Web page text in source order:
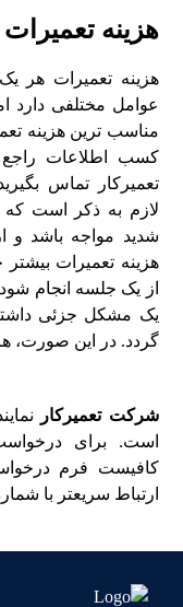
هزینه
هزینه تعمیرات هر
عوامل مختلفی دارد
مناسب ترین هزینه
کسب اطلاعات راجع
تعمیرکار تماس
لازم به ذکر است که
شدید مواجه باشد و
هزینه تعمیرات بیشتر
از یک جلسه انجام
یک مشکل جزئی
گردد. در این صورت،
شرکت تعمیرکار
است. برای
کافیست فرم
ارتباط سریعتر با